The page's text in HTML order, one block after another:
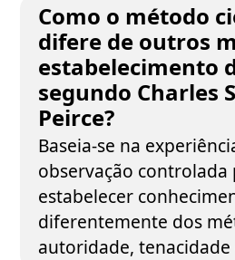
Como o método
difere de outros
estabelecimento
segundo Charles
Peirce?
Baseia-se na
observação controlada
estabelecer
diferentemente dos
autoridade,